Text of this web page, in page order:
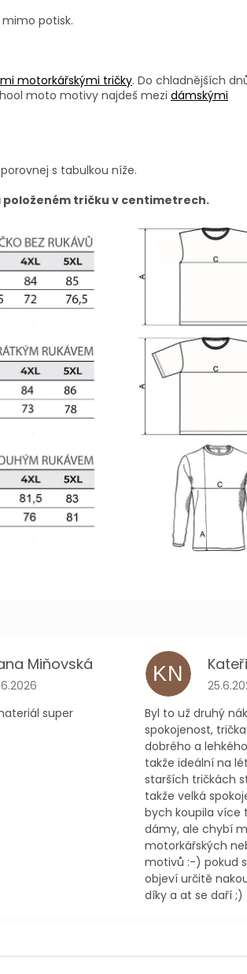
mimo potisk.
motorkářskými tričky. Do chladnějších
moto motivy najdeš mezi dámskými
s tabulkou níže.
položeném tričku v centimetrech.
Miňovská
obchodu je 5 z 5 hvězdiček.
super
KN
Byl to už druhý
spokojenost,
dobrého a
takže ideální na
starších tričkách
takže velká
bych koupila více
dámy, ale chybí
motorkářských
motivů :-) pokud
objeví určitě
díky a at se daří ;)